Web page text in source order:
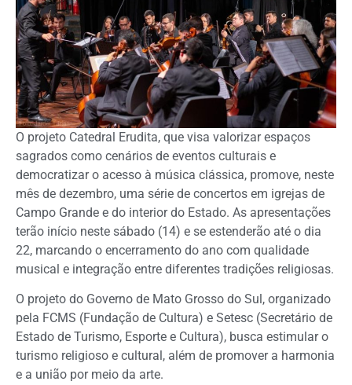
O projeto Catedral Erudita, que visa valorizar espaços
sagrados como cenários de eventos culturais e
democratizar o acesso à música clássica, promove, neste
mês de dezembro, uma série de concertos em igrejas de
Campo Grande e do interior do Estado. As apresentações
terão início neste sábado (14) e se estenderão até o dia
22, marcando o encerramento do ano com qualidade
musical e integração entre diferentes tradições religiosas.
O projeto do Governo de Mato Grosso do Sul, organizado
pela FCMS (Fundação de Cultura) e Setesc (Secretário de
Estado de Turismo, Esporte e Cultura), busca estimular o
turismo religioso e cultural, além de promover a harmonia
e a união por meio da arte.